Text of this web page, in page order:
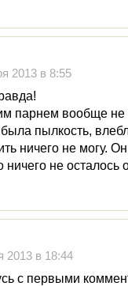
2013 в 8:55
парнем вообще не
пылкость,
ничего не могу.
ничего не
2013 в 18:44
с первыми